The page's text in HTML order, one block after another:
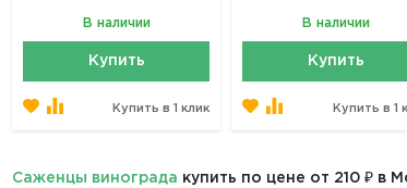
В наличии
Купить
Купить в 1 клик
В наличии
Купить
Купить в 1
Саженцы винограда купить по цене от 210 ₽ в